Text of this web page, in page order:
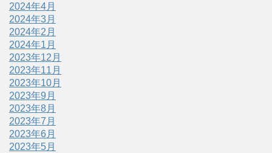
2024年4月
2024年3月
2024年2月
2024年1月
2023年12月
2023年11月
2023年10月
2023年9月
2023年8月
2023年7月
2023年6月
2023年5月